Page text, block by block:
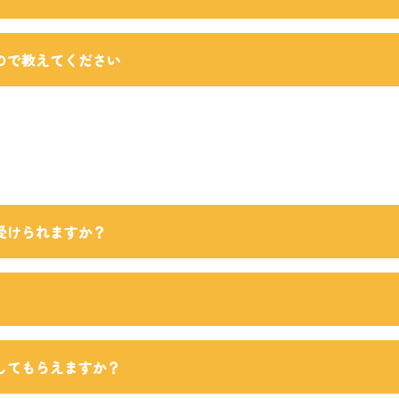
で教えてください
られますか？
もらえますか？